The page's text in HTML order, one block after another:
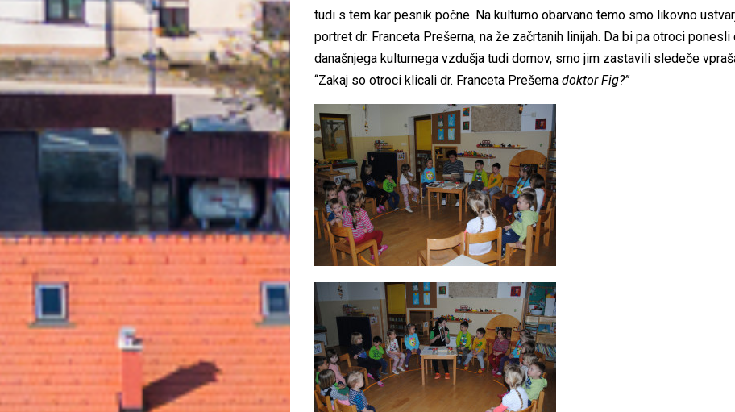
tudi s tem kar pesnik počne. Na kulturno obarvano temo smo likovno
portret dr. Franceta Prešerna, na že začrtanih linijah. Da bi pa otroci ponesli
današnjega kulturnega vzdušja tudi domov, smo jim zastavili sledeče
“Zakaj so otroci klicali dr. Franceta Prešernadoktor Fig?”